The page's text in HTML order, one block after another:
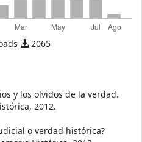
2065
y los olvidos de la verdad.
2012.
o verdad histórica?